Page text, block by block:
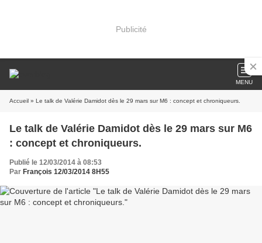
Publicité
MENU
Accueil » Le talk de Valérie Damidot dès le 29 mars sur M6 : concept et chroniqueurs.
Le talk de Valérie Damidot dès le 29 mars sur M6
: concept et chroniqueurs.
Publié le 12/03/2014 à 08:53
Par François 12/03/2014 8H55